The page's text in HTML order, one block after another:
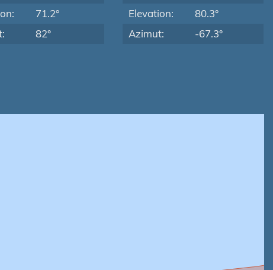
71.2°
82°
Elevation:
80.3°
Azimut:
-67.3°